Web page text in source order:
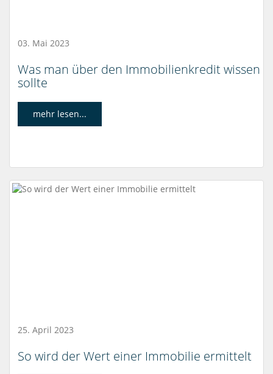
03. Mai 2023
Was man über den Immobilienkredit wissen
sollte
mehr lesen...
25. April 2023
So wird der Wert einer Immobilie ermittelt